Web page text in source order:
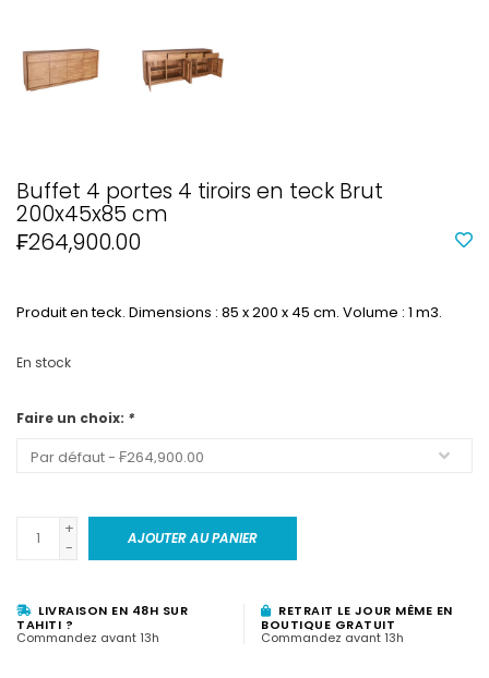
Buffet 4 portes 4 tiroirs en teck Brut
200x45x85 cm
₣264,900.00
Produit en teck. Dimensions : 85 x 200 x 45 cm. Volume : 1 m3.
En stock
Faire un choix: *
+
-
AJOUTER AU PANIER
LIVRAISON EN 48H SUR
TAHITI ?
Commandez avant 13h
RETRAIT LE JOUR MÊME EN
BOUTIQUE GRATUIT
Commandez avant 13h